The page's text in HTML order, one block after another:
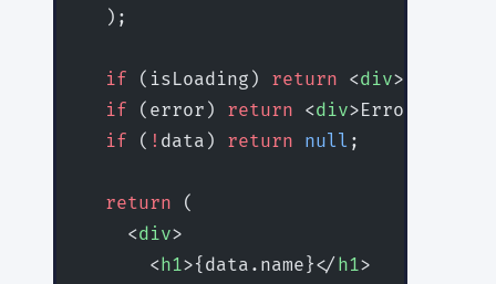
  );
  if
(isLoading) return <div
  if
(error) return <div>Error:
  if
( ! data) return null ;
  return
(
    <
div>
      <
h1>{data.name}</ h1>